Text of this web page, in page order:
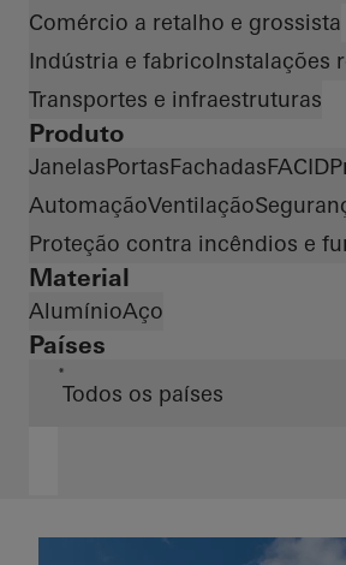
Comércio a retalho e grossista
Indústria e fabricoInstalações
Transportes e infraestruturas
Produto
JanelasPortasFachadasFACID
AutomaçãoVentilação
Proteção contra incêndios e
Material
AlumínioAço
Países
*